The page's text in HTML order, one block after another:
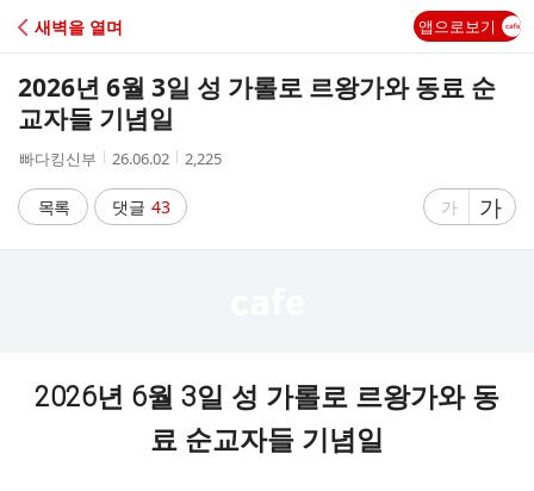
C
A
새벽을 열며 앱으로보기
2026년 6월 3일 성 가롤로 르왕가와 동료 순
교자들 기념일
작
자
빠다킹신부
작
시
간
26.06.02
조
수
2,225
목록 댓글 43
글
게
가
글
자
게
가
2026년 6월 3일 성 가롤로 르왕가와 동
료 순교자들 기념일